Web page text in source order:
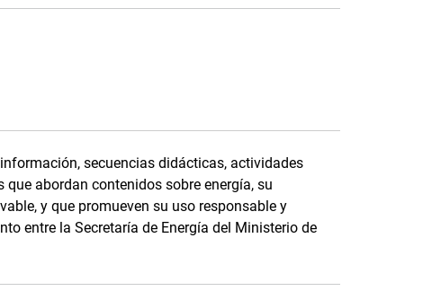
secuencias didácticas, actividades
abordan contenidos sobre energía, su
y que promueven su uso responsable y
entre la Secretaría de Energía del Ministerio de